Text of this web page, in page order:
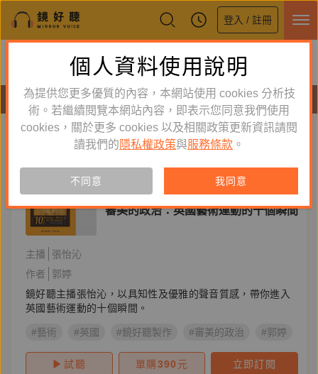
登入 / 註冊
鏡好聽全新APP上線
體驗全面升級，即刻下載
有聲書
前拉斐爾兄弟會 新到舊 舊到新
有聲書
審美的政治：英國藝術運動的十個瞬間
主播
張怡沁
作者
郭婷
鏡好聽主播張怡沁，以具知性及優雅的聲音質感，帶你進入
英國藝術運動的十個瞬間。
#藝術 #英國 #鏡好聽製作 #審美的政治 #郭婷
試聽 單購390 元 立即訂閱
個人資料使用說明
為提供您更多優質的內容，本網站使用 cookies 分析技
術。若繼續閱覽本網站內容，即表示您同意我們使用
cookies，關於更多 cookies 以及相關政策更新資訊請閱
讀我們的 隱私權政策與服務條款 。
不同意 我同意